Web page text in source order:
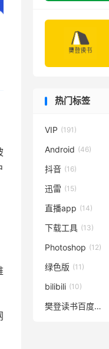
热门标签
VIP (191)
Android (46)
抖音 (16)
迅雷 (15)
直播app (14)
下载工具 (13)
Photoshop (12)
绿色版 (11)
bilibili (10)
樊登读书百度云